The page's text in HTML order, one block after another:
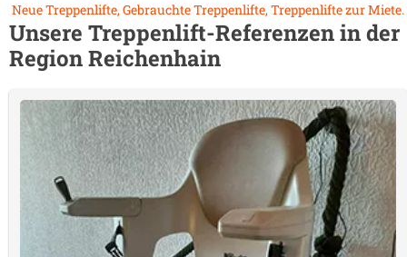
Neue Treppenlifte, Gebrauchte Treppenlifte, Treppenlifte zur Miete.
Unsere Treppenlift-Referenzen in der
RegionReichenhain